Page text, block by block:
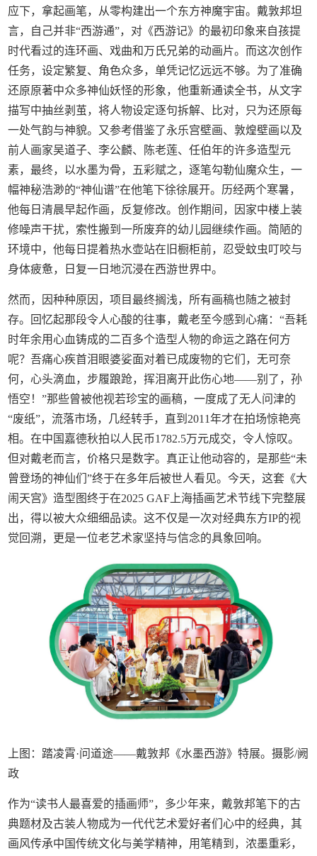
应下，拿起画笔，从零构建出一个东方神魔宇宙。戴敦邦坦
言，自己并非“西游通”，对《西游记》的最初印象来自孩提
时代看过的连环画、戏曲和万氏兄弟的动画片。而这次创作
任务，设定繁复、角色众多，单凭记忆远远不够。为了准确
还原原著中众多神仙妖怪的形象，他重新通读全书，从文字
描写中抽丝剥茧，将人物设定逐句拆解、比对，只为还原每
一处气韵与神貌。又参考借鉴了永乐宫壁画、敦煌壁画以及
前人画家吴道子、李公麟、陈老莲、任伯年的许多造型元
素，最终，以水墨为骨，五彩赋之，逐笔勾勒仙魔众生，一
幅神秘浩渺的“神仙谱”在他笔下徐徐展开。历经两个寒暑，
他每日清晨早起作画，反复修改。创作期间，因家中楼上装
修噪声干扰，索性搬到一所废弃的幼儿园继续作画。简陋的
环境中，他每日提着热水壶站在旧橱柜前，忍受蚊虫叮咬与
身体疲惫，日复一日地沉浸在西游世界中。
然而，因种种原因，项目最终搁浅，所有画稿也随之被封
存。回忆起那段令人心酸的往事，戴老至今感到心痛：“吾耗
时年余用心血铸成的二百多个造型人物的命运之路在何方
呢？吾痛心疾首泪眼婆娑面对着已成废物的它们，无可奈
何，心头滴血，步履踉跄，挥泪离开此伤心地——别了，孙
悟空！”那些曾被他视若珍宝的画稿，一度成了无人问津的
“废纸”，流落市场，几经转手，直到2011年才在拍场惊艳亮
相。在中国嘉德秋拍以人民币1782.5万元成交，令人惊叹。
但对戴老而言，价格只是数字。真正让他动容的，是那些“未
曾登场的神仙们”终于在多年后被世人看见。今天，这套《大
闹天宫》造型图终于在2025 GAF上海插画艺术节线下完整展
出，得以被大众细细品读。这不仅是一次对经典东方IP的视
觉回溯，更是一位老艺术家坚持与信念的具象回响。
上图：踏凌霄·问道途——戴敦邦《水墨西游》特展。摄影/阙
政
作为“读书人最喜爱的插画师”，多少年来，戴敦邦笔下的古
典题材及古装人物成为一代代艺术爱好者们心中的经典，其
画风传承中国传统文化与美学精神，用笔精到，浓墨重彩，